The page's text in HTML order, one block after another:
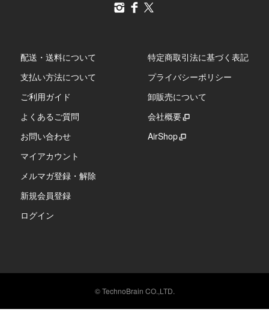
配送・送料について
支払い方法について
ご利用ガイド
よくあるご質問
お問い合わせ
マイアカウント
メルマガ登録・解除
新規会員登録
ログイン
特定商取引法に基づく表記
プライバシーポリシー
卸販売について
会社概要
AirShop
© TechnoBrain CO.,LTD.